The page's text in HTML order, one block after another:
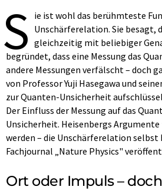
S ie ist wohl das berühmteste
Unschärferelation. Sie besagt,
gleichzeitig mit beliebiger
begründet, dass eine Messung das
andere Messungen verfälscht – doch
von Professor Yuji Hasegawa und
zur Quanten-Unsicherheit
Der Einfluss der Messung auf das
Unsicherheit. Heisenbergs
werden – die Unschärferelation
Fachjournal „Nature Physics"
Ort oder Impuls –